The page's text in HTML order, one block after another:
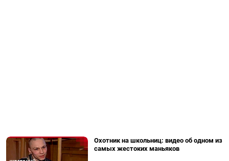
Охотник на школьниц: видео об одном из
самых жестоких маньяков